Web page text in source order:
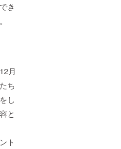
き
月
ち
し
と
ト